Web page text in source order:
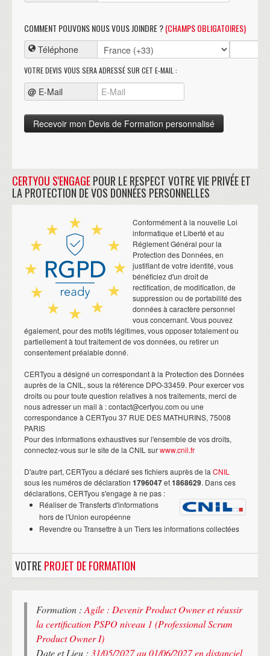
COMMENT POUVONS NOUS VOUS JOINDRE ?(CHAMPS OBLIGATOIRES)
Téléphone
VOTRE DEVIS VOUS SERA ADRESSÉ SUR CET E-MAIL :
@ E-Mail
CERTYOU S'ENGAGEPOUR LE RESPECT VOTRE VIE PRIVÉE ET
LA PROTECTION DE VOS DONNÉES PERSONNELLES
Conformément à la nouvelle Loi
informatique et Liberté et au
Réglement Général pour la
Protection des Données, en
justifiant de votre identité, vous
bénéficiez d'un droit de
rectification, de modification, de
suppression ou de portabilité des
données à caractère personnel
vous concernant. Vous pouvez
également, pour des motifs légitimes, vous opposer totalement ou
partiellement à tout traitement de vos données, ou retirer un
consentement préalable donné.
CERTyou a désigné un correspondant à la Protection des Données
auprès de la CNIL, sous la référence DPO-33459. Pour exercer vos
droits ou pour toute question relatives à nos traitements, merci de
nous adresser un mail à : contact@certyou.com ou une
correspondance à CERTyou 37 RUE DES MATHURINS, 75008
PARIS
Pour des informations exhaustives sur l'ensemble de vos droits,
connectez-vous sur le site de la CNIL surwww.cnil.fr
D'autre part, CERTyou a déclaré ses fichiers auprès de la CNIL
sous les numéros de déclaration 1796047et1868629. Dans ces
déclarations, CERTyou s'engage à ne pas :
Réaliser de Transferts d'informations
hors de l'Union européenne
Revendre ou Transettre à un Tiers les informations collectées
VOTREPROJET DE FORMATION
Formation : Agile : Devenir Product Owner et réussir
la certification PSPO niveau 1 (Professional Scrum
Product Owner I)
Date et Lieu : 31/05/2027 au 01/06/2027 en distanciel